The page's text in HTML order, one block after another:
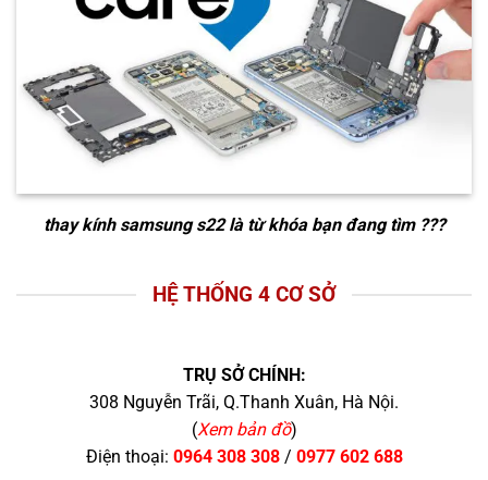
thay kính samsung s22là từ khóa bạn đang tìm ???
HỆ THỐNG 4 CƠ SỞ
TRỤ SỞ CHÍNH:
308 Nguyễn Trãi, Q.Thanh Xuân, Hà Nội.
(Xem bản đồ)
Điện thoại: 0964 308 308/ 0977 602 688